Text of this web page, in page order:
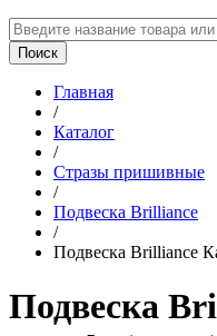
Главная
/
Каталог
/
Стразы пришивные
/
Подвеска Brilliance
/
Подвеска Brilliance
Подвеска